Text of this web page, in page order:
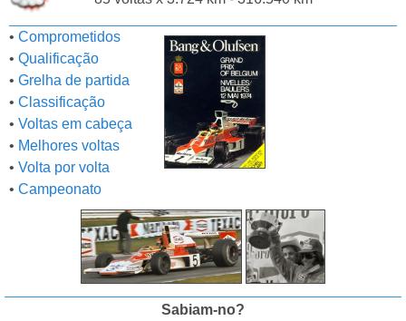
• Comprometidos
• Qualificação
• Grelha de partida
• Classificação
• Voltas em cabeça
• Melhores voltas
• Volta por volta
• Campeonato
Sabiam-no?